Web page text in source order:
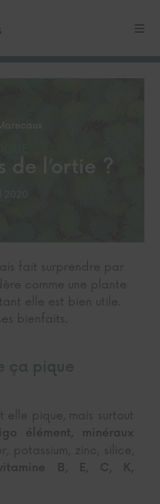
de l’ortie ?
fait surprendre par
comme une plante
elle est bien utile.
bienfaits.
elle pique, mais surtout
élément, minéraux
potassium, zinc, silice,
B, E, C, K,